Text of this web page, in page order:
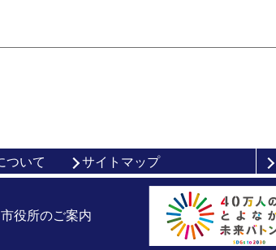
ついて サイトマップ
市役所のご案内